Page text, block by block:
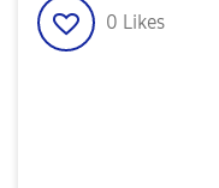
0 Likes